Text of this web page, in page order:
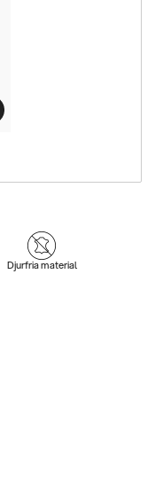
Djurfria material